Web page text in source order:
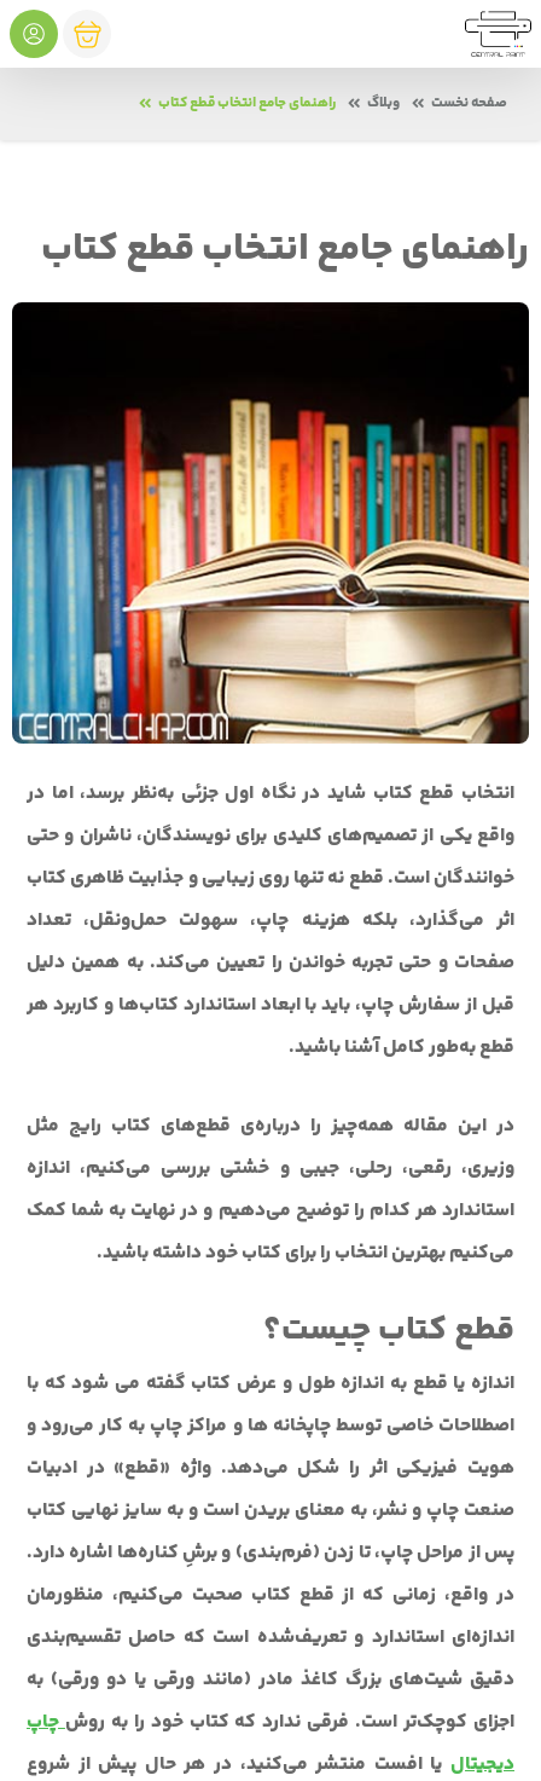
صفحه نخست وبلاگ راهنمای جامع انتخاب قطع کتاب
راهنمای جامع انتخاب قطع کتاب
انتخاب قطع کتاب شاید در نگاه اول جزئی به‌نظر برسد، اما در
واقع یکی از تصمیم‌های کلیدی برای نویسندگان، ناشران و حتی
خوانندگان است. قطع نه تنها روی زیبایی و جذابیت ظاهری کتاب
اثر می‌گذارد، بلکه هزینه چاپ، سهولت حمل‌ونقل، تعداد
صفحات و حتی تجربه خواندن را تعیین می‌کند. به همین دلیل
قبل از سفارش چاپ، باید با ابعاد استاندارد کتاب‌ها و کاربرد هر
قطع به‌طور کامل آشنا باشید.
در این مقاله همه‌چیز را درباره‌ی قطع‌های کتاب رایج مثل
وزیری، رقعی، رحلی، جیبی و خشتی بررسی می‌کنیم، اندازه
استاندارد هر کدام را توضیح می‌دهیم و در نهایت به شما کمک
می‌کنیم بهترین انتخاب را برای کتاب خود داشته باشید.
قطع کتاب چیست؟
اندازه يا قطع به اندازه طول و عرض کتاب گفته مي شود که با
اصطلاحات خاصی توسط چاپخانه ها و مراکز چاپ به کار می‌رود و
هویت فیزیکی اثر را شکل می‌دهد. واژه «قطع» در ادبیات
صنعت چاپ و نشر، به معنای بریدن است و به سایز نهایی کتاب
پس از مراحل چاپ، تا زدن (فرم‌بندی) و برشِ کناره‌ها اشاره دارد.
در واقع، زمانی که از قطع کتاب صحبت می‌کنیم، منظورمان
اندازه‌ای استاندارد و تعریف‌شده است که حاصل تقسیم‌بندی
دقیق شیت‌های بزرگ کاغذ مادر (مانند ورقی یا دو ورقی) به
اجزای کوچک‌تر است. فرقی ندارد که کتاب خود را به روشچاپ
ديجيتال يا افست منتشر می‌کنيد، در هر حال پيش از شروع